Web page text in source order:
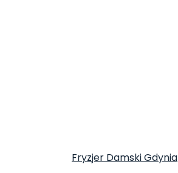
Fryzjer Damski Gdynia